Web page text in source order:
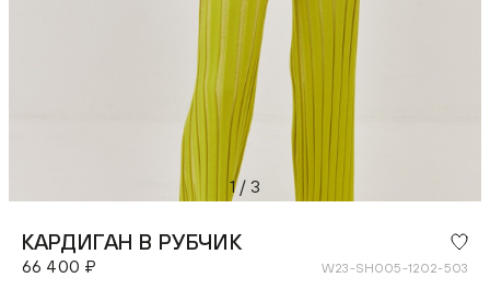
1/3
КАРДИГАН В РУБЧИК
66 400 ₽ W23-SH005-1202-503